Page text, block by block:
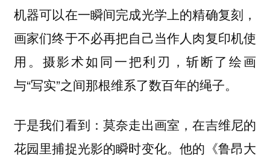
机器可以在一瞬间完成光学上的精确复刻，
画家们终于不必再把自己当作人肉复印机使
用。摄影术如同一把利刃，斩断了绘画
与“写实”之间那根维系了数百年的绳子。
于是我们看到：莫奈走出画室，在吉维尼的
花园里捕捉光影的瞬时变化。他的《鲁昂大